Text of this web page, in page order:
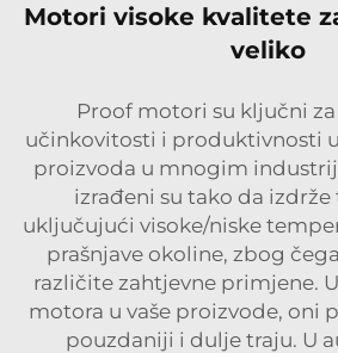
Motori visoke kvalitete
veliko
Proof motori su ključni
učinkovitosti i produktivnosti
proizvoda u mnogim
izrađeni su tako da izdrže
uključujući visoke/niske
prašnjave okoline, zbog
različite zahtjevne primjene.
motora u vaše proizvode, oni
pouzdaniji i dulje traju. U